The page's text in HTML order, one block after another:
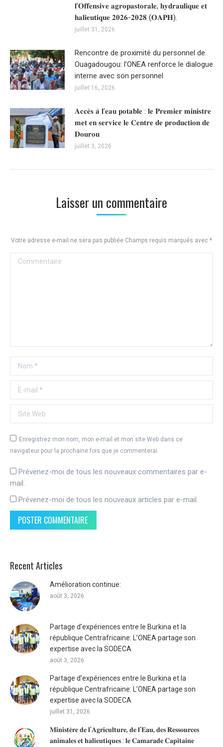
𝐥’𝐎𝐟𝐟𝐞𝐧𝐬𝐢𝐯𝐞 𝐚𝐠𝐫𝐨𝐩𝐚𝐬𝐭𝐨𝐫𝐚𝐥𝐞, 𝐡𝐲𝐝𝐫𝐚𝐮𝐥𝐢𝐪𝐮𝐞 𝐞𝐭
𝐡𝐚𝐥𝐢𝐞𝐮𝐭𝐢𝐪𝐮𝐞 𝟐𝟎𝟐𝟔-𝟐𝟎𝟐𝟖 (𝐎𝐀𝐏𝐇).
juillet 31, 2026
Rencontre de proximité du personnel de
Ouagadougou: l’ONEA renforce le dialogue
interne avec son personnel
juillet 16, 2026
𝐀𝐜𝐜𝐞̀𝐬 𝐚̀ 𝐥’𝐞𝐚𝐮 𝐩𝐨𝐭𝐚𝐛𝐥𝐞 : 𝐥𝐞 𝐏𝐫𝐞𝐦𝐢𝐞𝐫 𝐦𝐢𝐧𝐢𝐬𝐭𝐫𝐞
𝐦𝐞𝐭 𝐞𝐧 𝐬𝐞𝐫𝐯𝐢𝐜𝐞 𝐥𝐞 𝐂𝐞𝐧𝐭𝐫𝐞 𝐝𝐞 𝐩𝐫𝐨𝐝𝐮𝐜𝐭𝐢𝐨𝐧 𝐝𝐞
𝐃𝐨𝐮𝐫𝐨𝐮
juillet 3, 2026
Laisser un commentaire
Votre adresse e-mail ne sera pas publiée Champs requis marqués avec *
Commentaire
Nom *
E-mail *
Site Web
Enregistrez mon nom, mon e-mail et mon site Web dans ce
navigateur pour la prochaine fois que je commenterai.
Prévenez-moi de tous les nouveaux commentaires par e-
mail.
Prévenez-moi de tous les nouveaux articles par e-mail.
POSTER COMMENTAIRE
Recent Articles
Amélioration continue:
août 3, 2026
Partage d’expériences entre le Burkina et la
république Centrafricaine: L’ONEA partage son
expertise avec la SODECA
août 3, 2026
Partage d’expériences entre le Burkina et la
république Centrafricaine: L’ONEA partage son
expertise avec la SODECA
juillet 31, 2026
𝐌𝐢𝐧𝐢𝐬𝐭𝐞̀𝐫𝐞 𝐝𝐞 𝐥’𝐀𝐠𝐫𝐢𝐜𝐮𝐥𝐭𝐮𝐫𝐞, 𝐝𝐞 𝐥’𝐄𝐚𝐮, 𝐝𝐞𝐬 𝐑𝐞𝐬𝐬𝐨𝐮𝐫𝐜𝐞𝐬
𝐚𝐧𝐢𝐦𝐚𝐥𝐞𝐬 𝐞𝐭 𝐡𝐚𝐥𝐢𝐞𝐮𝐭𝐢𝐪𝐮𝐞𝐬 : 𝐥𝐞 𝐂𝐚𝐦𝐚𝐫𝐚𝐝𝐞 𝐂𝐚𝐩𝐢𝐭𝐚𝐢𝐧𝐞